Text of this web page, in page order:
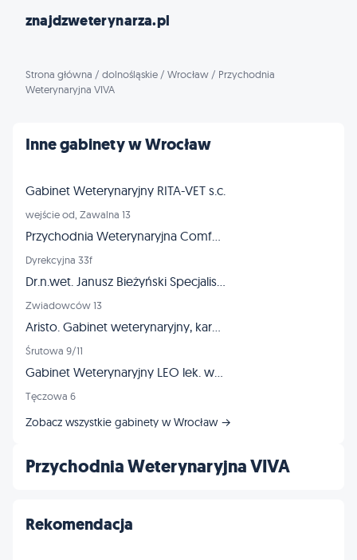
znajdzweterynarza.pl
Strona główna / dolnośląskie / Wrocław / Przychodnia
Weterynaryjna VIVA
Przychodnia Weterynaryjna VIVA
Inne gabinety w Wrocław
Gabinet Weterynaryjny RITA-VET s.c.
wejście od, Zawalna 13
Przychodnia Weterynaryjna ComfortVET
Dyrekcyjna 33f
Dr.n.wet. Janusz Bieżyński Specjalista chirurg - złamania dysplazja
Zwiadowców 13
Aristo. Gabinet weterynaryjny, karmy dla zwierząt, strzyżenie
Śrutowa 9/11
Gabinet Weterynaryjny LEO lek. wet. Tomasz Frankowski
Tęczowa 6
Zobacz wszystkie gabinety w Wrocław →
Rekomendacja